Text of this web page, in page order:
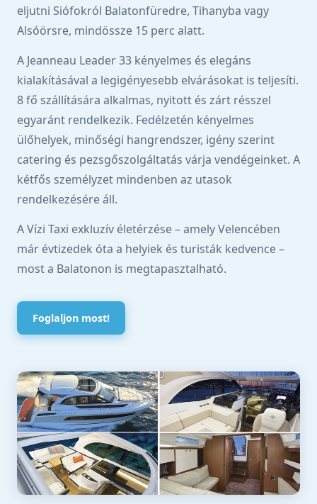
eljutni Siófokról Balatonfüredre, Tihanyba vagy
Alsóörsre, mindössze 15 perc alatt.
A Jeanneau Leader 33 kényelmes és elegáns
kialakításával a legigényesebb elvárásokat is teljesíti.
8 fő szállítására alkalmas, nyitott és zárt résszel
egyaránt rendelkezik. Fedélzetén kényelmes
ülőhelyek, minőségi hangrendszer, igény szerint
catering és pezsgőszolgáltatás várja vendégeinket. A
kétfős személyzet mindenben az utasok
rendelkezésére áll.
A Vízi Taxi exkluzív életérzése – amely Velencében
már évtizedek óta a helyiek és turisták kedvence –
most a Balatonon is megtapasztalható.
Foglaljon most!